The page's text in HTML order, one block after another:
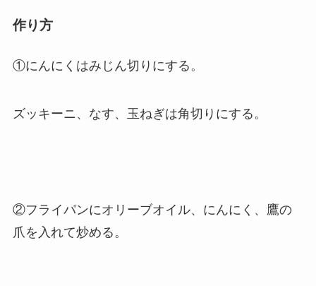
作り方
①にんにくはみじん切りにする。
ズッキーニ、なす、玉ねぎは角切りにする。
②フライパンにオリーブオイル、にんにく、鷹の
爪を入れて炒める。